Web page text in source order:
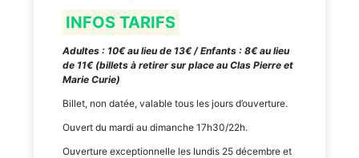
INFOS TARIFS
Adultes : 10€ au lieu de 13€ / Enfants : 8€ au lieu
de 11€ (billets à retirer sur place au Clas Pierre et
Marie Curie)
Billet, non datée, valable tous les jours d’ouverture.
Ouvert du mardi au dimanche 17h30/22h.
Ouverture exceptionnelle les lundis 25 décembre et